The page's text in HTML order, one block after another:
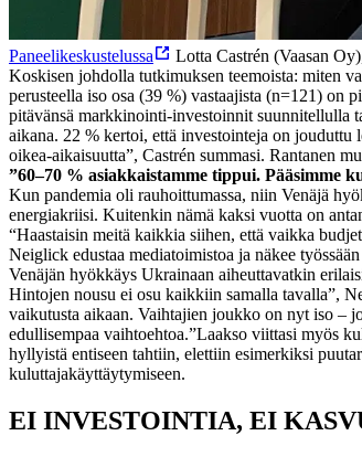
Paneelikeskustelussa
Lotta Castrén (Vaasan
Koskisen johdolla tutkimuksen teemoista: miten
perusteella iso osa (39 %) vastaajista (n=121) on
pitävänsä markkinointi-investoinnit suunnitellulla
aikana. 22 % kertoi, että investointeja on
oikea-aikaisuutta”, Castrén summasi. Rantanen
”60–70 % asiakkaistamme tippui. Pääsimme
Kun pandemia oli rauhoittumassa, niin Venäjä
energiakriisi. Kuitenkin nämä kaksi vuotta on
“Haastaisin meitä kaikkia siihen, että vaikka
Neiglick edustaa mediatoimistoa ja näkee
Venäjän hyökkäys Ukrainaan aiheuttavatkin
Hintojen nousu ei osu kaikkiin samalla tavalla”,
vaikutusta aikaan. Vaihtajien joukko on nyt iso –
edullisempaa vaihtoehtoa.”Laakso viittasi myös
hyllyistä entiseen tahtiin, elettiin esimerkiksi
kuluttajakäyttäytymiseen.
EI INVESTOINTIA, EI